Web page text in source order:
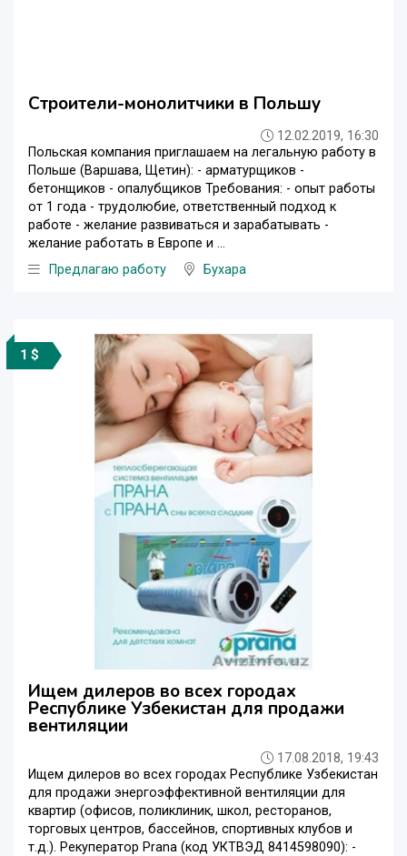
Строители-монолитчики в Польшу
12.02.2019, 16:30
Польская компания приглашаем на легальную работу в
Польше (Варшава, Щетин): - арматурщиков -
бетонщиков - опалубщиков Требования: - опыт работы
от 1 года - трудолюбие, ответственный подход к
работе - желание развиваться и зарабатывать -
желание работать в Европе и ...
Предлагаю работу
Бухара
1 $
Ищем дилеров во всех городах
Республике Узбекистан для продажи
вентиляции
17.08.2018, 19:43
Ищем дилеров во всех городах Республике Узбекистан
для продажи энергоэффективной вентиляции для
квартир (офисов, поликлиник, школ, ресторанов,
торговых центров, бассейнов, спортивных клубов и
т.д.). Рекуператор Prana (код УКТВЭД 8414598090): -